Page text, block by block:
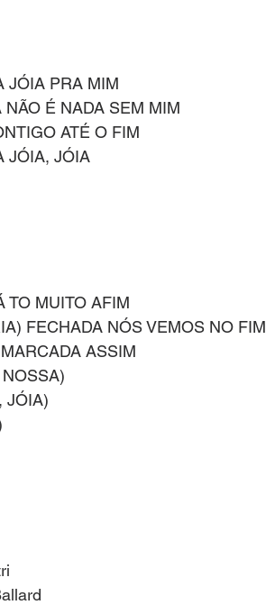
JÓIA PRA MIM
É NADA SEM MIM
ATÉ O FIM
JÓIA, JÓIA
TO MUITO AFIM
FECHADA NÓS VEMOS NO FIM
ASSIM
JÓIA)